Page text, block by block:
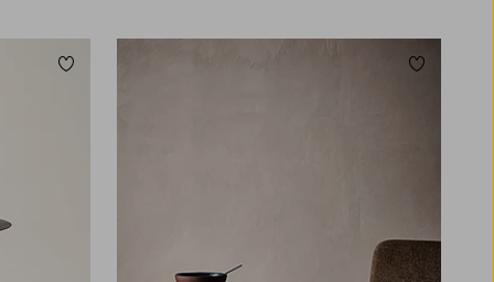
Lisää suosikkeihin Lisää